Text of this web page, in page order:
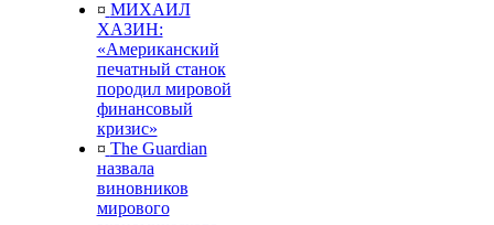
¤ МИХАИЛ
ХАЗИН:
«Американский
печатный станок
породил мировой
финансовый
кризис»
¤ The Guardian
назвала
виновников
мирового